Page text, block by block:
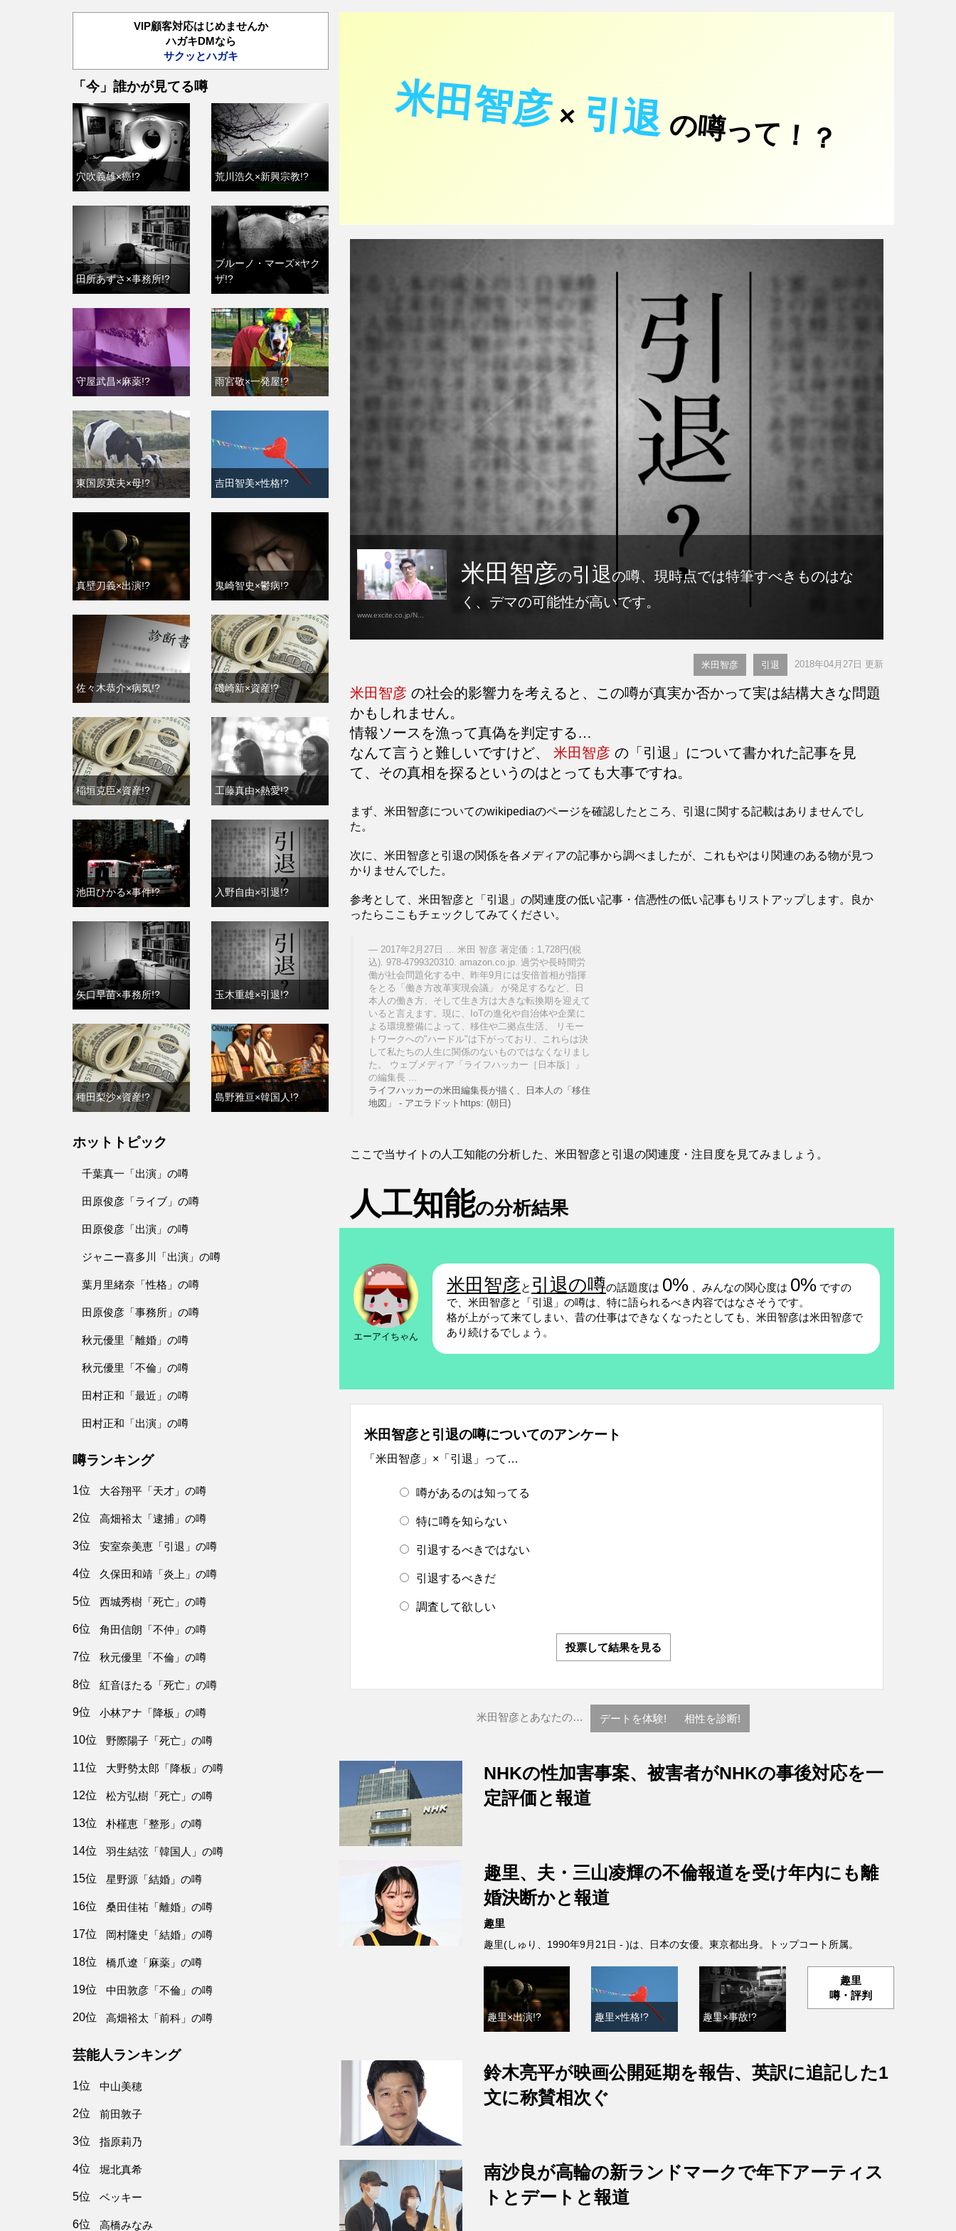
米田智彦× 引退の噂って！？
www.excite.co.jp/N...
米田智彦の引退の噂、現時点では特筆すべきものはな
く、デマの可能性が高いです。
米田智彦 引退 2018年04月27日 更新
米田智彦 の社会的影響力を考えると、この噂が真実か否かって実は結構大きな問題
かもしれません。
情報ソースを漁って真偽を判定する…
なんて言うと難しいですけど、 米田智彦 の「引退」について書かれた記事を見
て、その真相を探るというのはとっても大事ですね。
まず、米田智彦についてのwikipediaのページを確認したところ、引退に関する記載はありませんでし
た。
次に、米田智彦と引退の関係を各メディアの記事から調べましたが、これもやはり関連のある物が見つ
かりませんでした。
参考として、米田智彦と「引退」の関連度の低い記事・信憑性の低い記事もリストアップします。良か
ったらここもチェックしてみてください。
2017年2月27日 ... 米田 智彦 著定価：1,728円(税
込). 978-4799320310. amazon.co.jp. 過労や長時間労
働が社会問題化する中、昨年9月には安倍首相が指揮
をとる「働き方改革実現会議」 が発足するなど、日
本人の働き方、そして生き方は大きな転換期を迎えて
いると言えます。現に、IoTの進化や自治体や企業に
よる環境整備によって、移住や二拠点生活、 リモー
トワークへの"ハードル"は下がっており、これらは決
して私たちの人生に関係のないものではなくなりまし
た。 ウェブメディア「ライフハッカー［日本版］」
の編集長 ...
ライフハッカーの米田編集長が描く、日本人の「移住
地図」 - アエラドットhttps: (朝日)
ここで当サイトの人工知能の分析した、米田智彦と引退の関連度・注目度を見てみましょう。
人工知能の分析結果
エーアイちゃん
米田智彦と 引退の噂の話題度は 0% 、みんなの関心度は 0% ですの
で、米田智彦と「引退」の噂は、特に語られるべき内容ではなさそうです。
格が上がって来てしまい、昔の仕事はできなくなったとしても、米田智彦は米田智彦で
あり続けるでしょう。
米田智彦と引退の噂についてのアンケート
「米田智彦」×「引退」って…
噂があるのは知ってる
特に噂を知らない
引退するべきではない
引退するべきだ
調査して欲しい
投票して結果を見る
米田智彦とあなたの… デートを体験! 相性を診断!
NHKの性加害事案、被害者がNHKの事後対応を一
定評価と報道
趣里、夫・三山凌輝の不倫報道を受け年内にも離
婚決断かと報道
趣里
趣里(しゅり、1990年9月21日 - )は、日本の女優。東京都出身。トップコート所属。
趣里×出演!? 趣里×性格!? 趣里×事故!?
趣里
噂・評判
鈴木亮平が映画公開延期を報告、英訳に追記した1
文に称賛相次ぐ
南沙良が高輪の新ランドマークで年下アーティス
トとデートと報道
VIP顧客対応はじめませんか
ハガキDMなら
サクッとハガキ
「今」誰かが見てる噂
穴吹義雄×癌!? 荒川浩久×新興宗教!?
田所あずさ×事務所!?
ブルーノ・マーズ×ヤク
ザ!?
守屋武昌×麻薬!? 雨宮敬×一発屋!?
東国原英夫×母!? 吉田智美×性格!?
真壁刀義×出演!? 鬼崎智史×鬱病!?
佐々木恭介×病気!? 磯崎新×資産!?
稲垣克臣×資産!? 工藤真由×熱愛!?
池田ひかる×事件!? 入野自由×引退!?
矢口早苗×事務所!? 玉木重雄×引退!?
種田梨沙×資産!? 島野雅亘×韓国人!?
ホットトピック
千葉真一「出演」の噂
田原俊彦「ライブ」の噂
田原俊彦「出演」の噂
ジャニー喜多川「出演」の噂
葉月里緒奈「性格」の噂
田原俊彦「事務所」の噂
秋元優里「離婚」の噂
秋元優里「不倫」の噂
田村正和「最近」の噂
田村正和「出演」の噂
噂ランキング
1位 大谷翔平「天才」の噂
2位 高畑裕太「逮捕」の噂
3位 安室奈美恵「引退」の噂
4位 久保田和靖「炎上」の噂
5位 西城秀樹「死亡」の噂
6位 角田信朗「不仲」の噂
7位 秋元優里「不倫」の噂
8位 紅音ほたる「死亡」の噂
9位 小林アナ「降板」の噂
10位 野際陽子「死亡」の噂
11位 大野勢太郎「降板」の噂
12位 松方弘樹「死亡」の噂
13位 朴槿恵「整形」の噂
14位 羽生結弦「韓国人」の噂
15位 星野源「結婚」の噂
16位 桑田佳祐「離婚」の噂
17位 岡村隆史「結婚」の噂
18位 橋爪遼「麻薬」の噂
19位 中田敦彦「不倫」の噂
20位 高畑裕太「前科」の噂
芸能人ランキング
1位 中山美穂
2位 前田敦子
3位 指原莉乃
4位 堀北真希
5位 ベッキー
6位 高橋みなみ